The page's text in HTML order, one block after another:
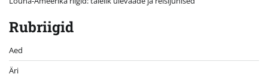
Rubriigid
Aed
Äri